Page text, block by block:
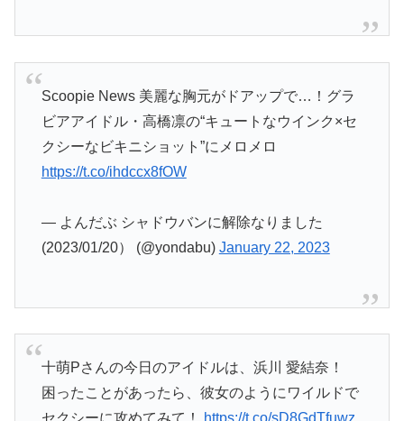
Scoopie News 美麗な胸元がドアップで…！グラ
ビアアイドル・高橋凛の“キュートなウインク×セ
クシーなビキニショット”にメロメロ
https://t.co/ihdccx8fOW
— よんだぶ シャドウバンに解除なりました
(2023/01/20） (@yondabu) January 22, 2023
十萌Pさんの今日のアイドルは、浜川 愛結奈！
困ったことがあったら、彼女のようにワイルドで
セクシーに攻めてみて！
https://t.co/sD8GdTfuwz